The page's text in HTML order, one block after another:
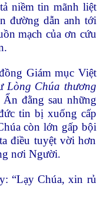
niềm tin mãnh liệt
đường dẫn anh tới
mạch của ơn cứu
Giám mục Việt
Lòng Chúa thương
Ẩn đằng sau những
tin bị xuống cấp
còn lớn gấp bội
điều tuyệt vời hơn
nơi Người.
“Lạy Chúa, xin rủ